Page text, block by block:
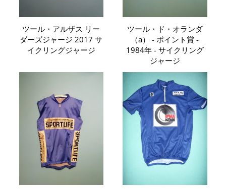
ツール・アルザス リー
ダーズジャージ 2017 サ
イクリングジャージ
ツール・ド・オランダ
（a） - ポイント賞 -
1984年 - サイクリング
ジャージ